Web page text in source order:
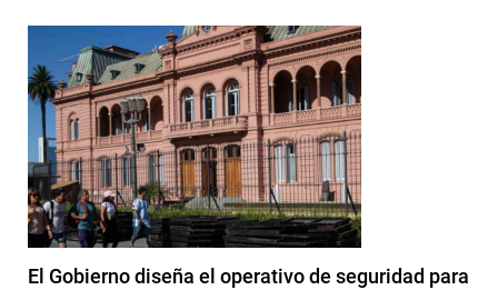
El Gobierno diseña el operativo de seguridad para